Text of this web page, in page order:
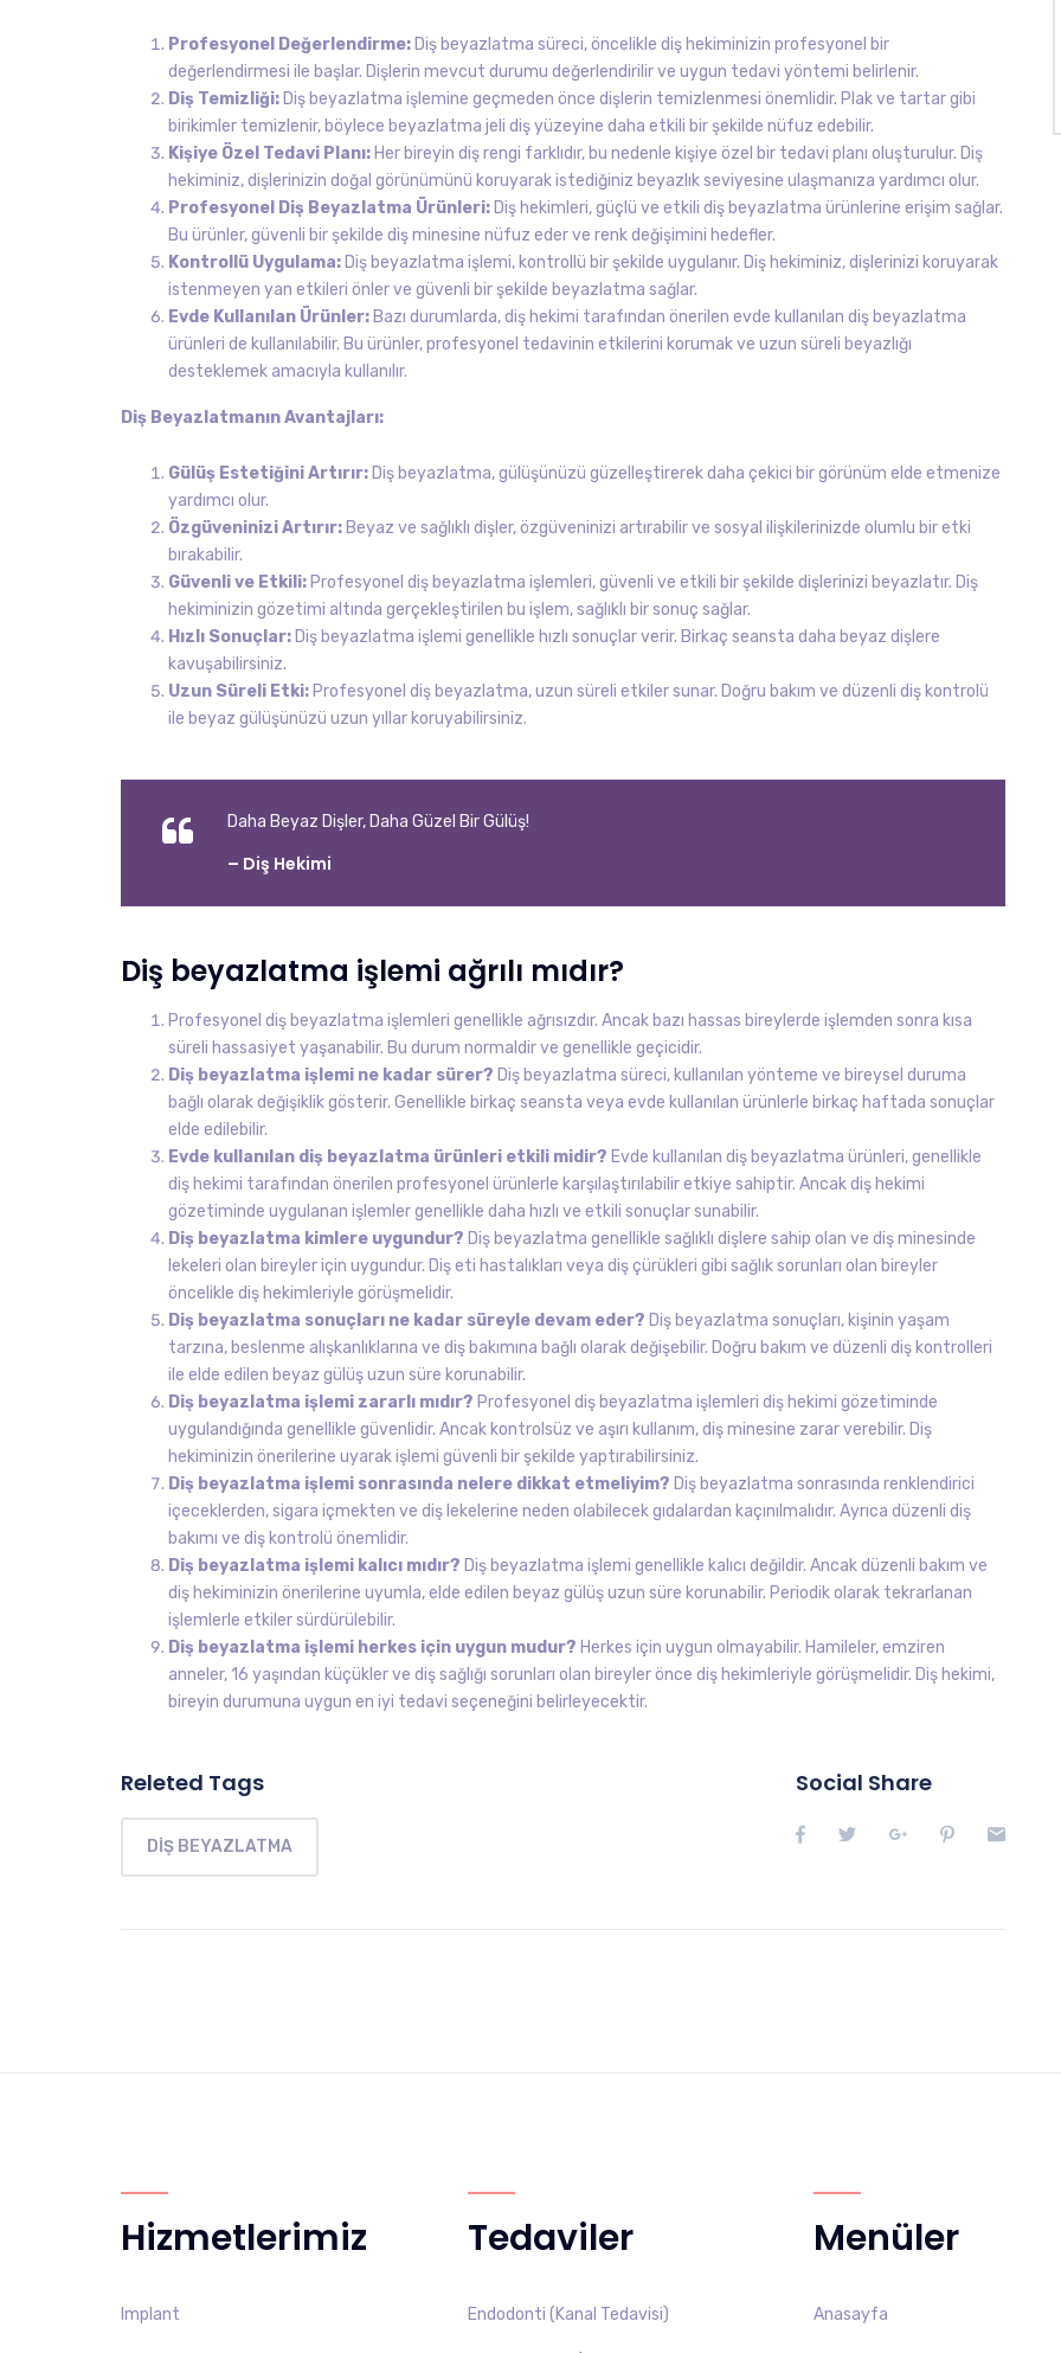
Profesyonel Değerlendirme: Diş beyazlatma süreci, öncelikle diş hekiminizin profesyonel bir
değerlendirmesi ile başlar. Dişlerin mevcut durumu değerlendirilir ve uygun tedavi yöntemi belirlenir.
Diş Temizliği: Diş beyazlatma işlemine geçmeden önce dişlerin temizlenmesi önemlidir. Plak ve tartar gibi
birikimler temizlenir, böylece beyazlatma jeli diş yüzeyine daha etkili bir şekilde nüfuz edebilir.
Kişiye Özel Tedavi Planı: Her bireyin diş rengi farklıdır, bu nedenle kişiye özel bir tedavi planı oluşturulur. Diş
hekiminiz, dişlerinizin doğal görünümünü koruyarak istediğiniz beyazlık seviyesine ulaşmanıza yardımcı olur.
Profesyonel Diş Beyazlatma Ürünleri: Diş hekimleri, güçlü ve etkili diş beyazlatma ürünlerine erişim sağlar.
Bu ürünler, güvenli bir şekilde diş minesine nüfuz eder ve renk değişimini hedefler.
Kontrollü Uygulama: Diş beyazlatma işlemi, kontrollü bir şekilde uygulanır. Diş hekiminiz, dişlerinizi koruyarak
istenmeyen yan etkileri önler ve güvenli bir şekilde beyazlatma sağlar.
Evde Kullanılan Ürünler: Bazı durumlarda, diş hekimi tarafından önerilen evde kullanılan diş beyazlatma
ürünleri de kullanılabilir. Bu ürünler, profesyonel tedavinin etkilerini korumak ve uzun süreli beyazlığı
desteklemek amacıyla kullanılır.
Diş Beyazlatmanın Avantajları:
Gülüş Estetiğini Artırır: Diş beyazlatma, gülüşünüzü güzelleştirerek daha çekici bir görünüm elde etmenize
yardımcı olur.
Özgüveninizi Artırır: Beyaz ve sağlıklı dişler, özgüveninizi artırabilir ve sosyal ilişkilerinizde olumlu bir etki
bırakabilir.
Güvenli ve Etkili: Profesyonel diş beyazlatma işlemleri, güvenli ve etkili bir şekilde dişlerinizi beyazlatır. Diş
hekiminizin gözetimi altında gerçekleştirilen bu işlem, sağlıklı bir sonuç sağlar.
Hızlı Sonuçlar: Diş beyazlatma işlemi genellikle hızlı sonuçlar verir. Birkaç seansta daha beyaz dişlere
kavuşabilirsiniz.
Uzun Süreli Etki: Profesyonel diş beyazlatma, uzun süreli etkiler sunar. Doğru bakım ve düzenli diş kontrolü
ile beyaz gülüşünüzü uzun yıllar koruyabilirsiniz.
Daha Beyaz Dişler, Daha Güzel Bir Gülüş!
– Diş Hekimi
Diş beyazlatma işlemi ağrılı mıdır?
Profesyonel diş beyazlatma işlemleri genellikle ağrısızdır. Ancak bazı hassas bireylerde işlemden sonra kısa
süreli hassasiyet yaşanabilir. Bu durum normaldir ve genellikle geçicidir.
Diş beyazlatma işlemi ne kadar sürer? Diş beyazlatma süreci, kullanılan yönteme ve bireysel duruma
bağlı olarak değişiklik gösterir. Genellikle birkaç seansta veya evde kullanılan ürünlerle birkaç haftada sonuçlar
elde edilebilir.
Evde kullanılan diş beyazlatma ürünleri etkili midir? Evde kullanılan diş beyazlatma ürünleri, genellikle
diş hekimi tarafından önerilen profesyonel ürünlerle karşılaştırılabilir etkiye sahiptir. Ancak diş hekimi
gözetiminde uygulanan işlemler genellikle daha hızlı ve etkili sonuçlar sunabilir.
Diş beyazlatma kimlere uygundur? Diş beyazlatma genellikle sağlıklı dişlere sahip olan ve diş minesinde
lekeleri olan bireyler için uygundur. Diş eti hastalıkları veya diş çürükleri gibi sağlık sorunları olan bireyler
öncelikle diş hekimleriyle görüşmelidir.
Diş beyazlatma sonuçları ne kadar süreyle devam eder? Diş beyazlatma sonuçları, kişinin yaşam
tarzına, beslenme alışkanlıklarına ve diş bakımına bağlı olarak değişebilir. Doğru bakım ve düzenli diş kontrolleri
ile elde edilen beyaz gülüş uzun süre korunabilir.
Diş beyazlatma işlemi zararlı mıdır? Profesyonel diş beyazlatma işlemleri diş hekimi gözetiminde
uygulandığında genellikle güvenlidir. Ancak kontrolsüz ve aşırı kullanım, diş minesine zarar verebilir. Diş
hekiminizin önerilerine uyarak işlemi güvenli bir şekilde yaptırabilirsiniz.
Diş beyazlatma işlemi sonrasında nelere dikkat etmeliyim? Diş beyazlatma sonrasında renklendirici
içeceklerden, sigara içmekten ve diş lekelerine neden olabilecek gıdalardan kaçınılmalıdır. Ayrıca düzenli diş
bakımı ve diş kontrolü önemlidir.
Diş beyazlatma işlemi kalıcı mıdır? Diş beyazlatma işlemi genellikle kalıcı değildir. Ancak düzenli bakım ve
diş hekiminizin önerilerine uyumla, elde edilen beyaz gülüş uzun süre korunabilir. Periodik olarak tekrarlanan
işlemlerle etkiler sürdürülebilir.
Diş beyazlatma işlemi herkes için uygun mudur? Herkes için uygun olmayabilir. Hamileler, emziren
anneler, 16 yaşından küçükler ve diş sağlığı sorunları olan bireyler önce diş hekimleriyle görüşmelidir. Diş hekimi,
bireyin durumuna uygun en iyi tedavi seçeneğini belirleyecektir.
Releted Tags
DIŞ BEYAZLATMA
Social Share
Hizmetlerimiz
Implant
Tedaviler
Endodonti (Kanal Tedavisi)
Menüler
Anasayfa